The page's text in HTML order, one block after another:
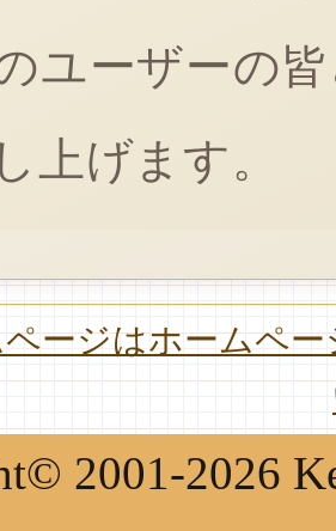
ユーザーの
上げます。
ージはホームペ
2001-2026